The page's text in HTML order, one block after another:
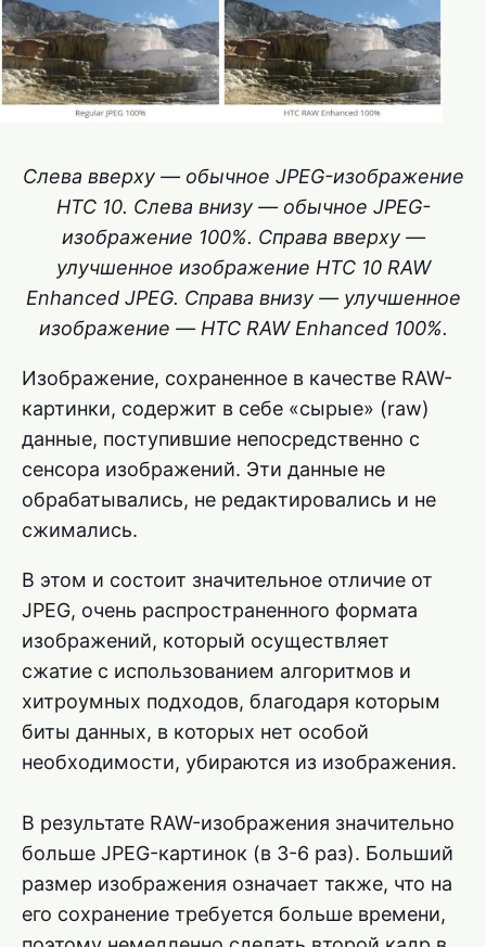
Слева вверху — обычное JPEG-изображение
HTC 10. Слева внизу — обычное JPEG-
изображение 100%. Справа вверху —
улучшенное изображение HTC 10 RAW
Enhanced JPEG. Справа внизу — улучшенное
изображение — HTC RAW Enhanced 100%.
Изображение, сохраненное в качестве RAW-
картинки, содержит в себе «сырые» (raw)
данные, поступившие непосредственно с
сенсора изображений. Эти данные не
обрабатывались, не редактировались и не
сжимались.
В этом и состоит значительное отличие от
JPEG, очень распространенного формата
изображений, который осуществляет
сжатие с использованием алгоритмов и
хитроумных подходов, благодаря которым
биты данных, в которых нет особой
необходимости, убираются из изображения.
В результате RAW-изображения значительно
больше JPEG-картинок (в 3-6 раз). Больший
размер изображения означает также, что на
его сохранение требуется больше времени,